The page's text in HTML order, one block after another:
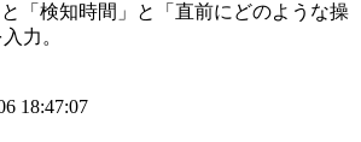
「検知時間」と「直前にどのような操
力。
18:47:07